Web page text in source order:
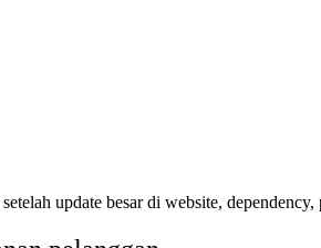
update besar di website,